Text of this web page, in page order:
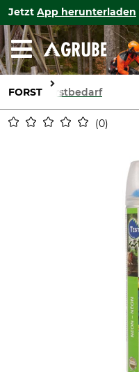
Jetzt App herunterladen
FORST Forstbedarf
0